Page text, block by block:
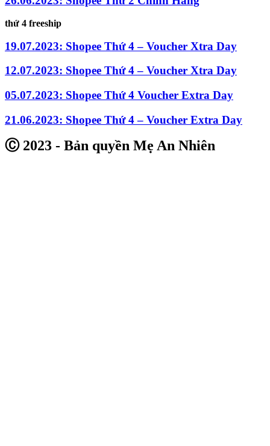
thứ 4 freeship
19.07.2023: Shopee Thứ 4 – Voucher Xtra Day
12.07.2023: Shopee Thứ 4 – Voucher Xtra Day
05.07.2023: Shopee Thứ 4 Voucher Extra Day
21.06.2023: Shopee Thứ 4 – Voucher Extra Day
Ⓒ 2023 - Bản quyền Mẹ An Nhiên